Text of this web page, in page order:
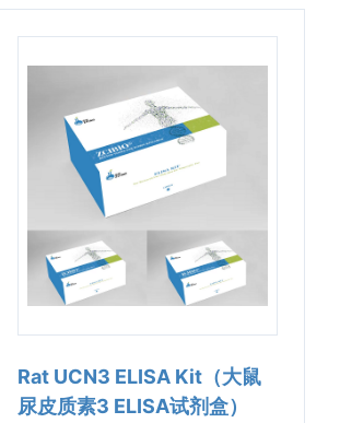
Rat UCN3 ELISA Kit（大鼠
尿皮质素3 ELISA试剂盒）